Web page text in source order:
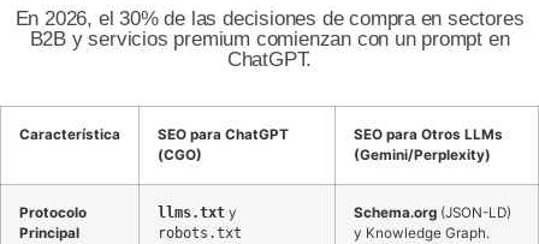
En 2026, el 30% de las decisiones de compra en sectores
B2B y servicios premium comienzan con un prompt en
ChatGPT.
Característica
SEO para ChatGPT
(CGO)
SEO para Otros LLMs
(Gemini/Perplexity)
Protocolo
Principal
llms.txt y
robots.txt
Schema.org (JSON-LD)
y Knowledge Graph.